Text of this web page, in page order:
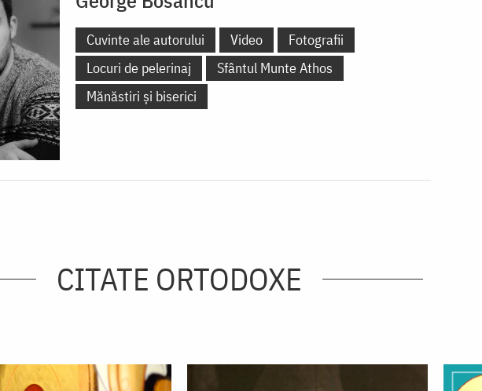
Cuvinte ale autorului Video
Fotografii
Locuri de pelerinaj
Sfântul Munte Athos
Mănăstiri și biserici
CITATE ORTODOXE